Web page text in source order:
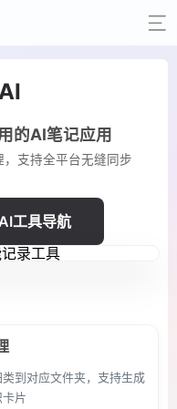
的AI笔记应用
支持全平台无缝同步
工具导航
到对应文件夹，支持生成
片